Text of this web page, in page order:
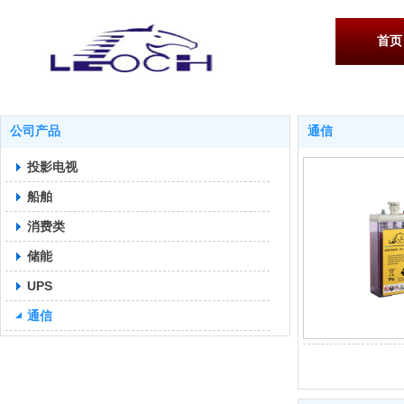
首页
公司产品
投影电视
船舶
消费类
储能
UPS
通信
通信